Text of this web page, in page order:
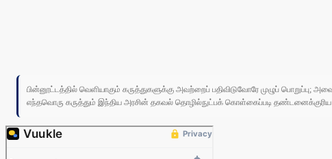
பின்னூட்டத்தில் வெளியாகும் கருத்துகளுக்கு அவற்றைப் பதிவிடுவோரே முழுப் பொறுப்பு;
எந்தவொரு கருத்தும் இந்திய அரசின் தகவல் தொழில்நுட்பக் கொள்கைப்படி தண்டனைக்குரிய